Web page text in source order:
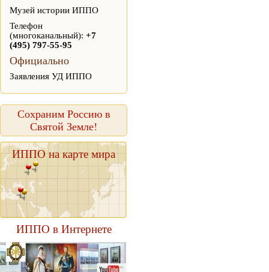
Музей истории ИППО
Телефон
(многоканальный): +7
(495) 797-55-95
Официально
Заявления УД ИППО
Сохраним Россию в
Святой Земле!
ИППО на карте мира
ИППО в Интернете